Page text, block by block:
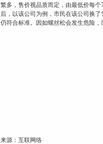
繁多，售价视品质而定，由最低价每
后，以该公司为例，市民在该公司换
仍符合标准。因如螺丝松会发生危险
来源：互联网络